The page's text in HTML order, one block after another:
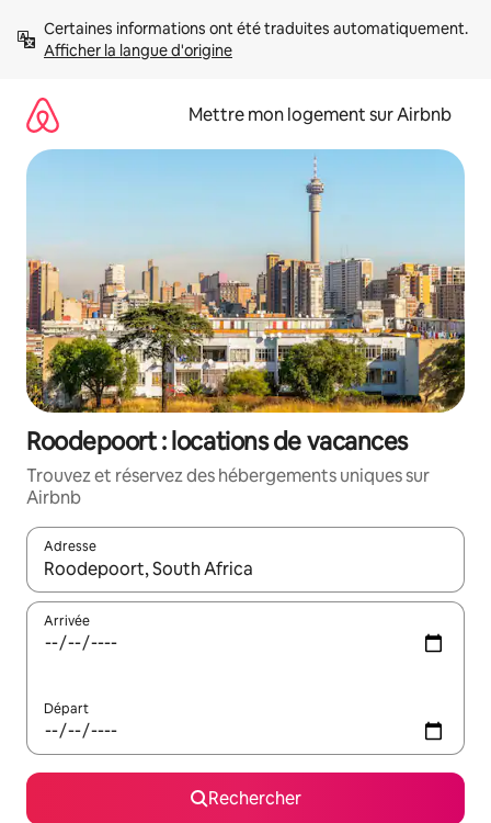
directement
Afficher la langue d'origine
Mettre mon logement sur Airbnb
Roodepoort : locations de vacances
Trouvez et réservez des hébergements uniques sur
Airbnb
Adresse
Lorsque les résultats s'affichent, utilisez les flèches vers le
Arrivée
Départ
Rechercher